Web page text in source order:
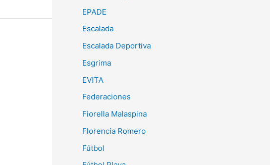
EPADE
Escalada
Escalada Deportiva
Esgrima
EVITA
Federaciones
Fiorella Malaspina
Florencia Romero
Fútbol